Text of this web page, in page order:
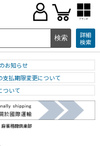
ブランド
詳細
検索
お知らせ
支払期限変更について
ついて
麻雀格闘倶楽部